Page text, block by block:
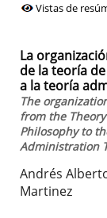
Vistas de
La
de la teoría
a la teoría
The
from the
Philosophy to
Administration
Andrés
Martinez